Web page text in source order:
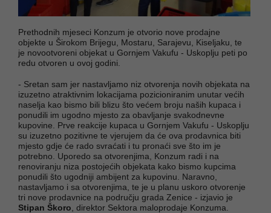
Prethodnih mjeseci Konzum je otvorio nove prodajne
objekte u Širokom Brijegu, Mostaru, Sarajevu, Kiseljaku, te
je novootvoreni objekat u Gornjem Vakufu - Uskoplju peti po
redu otvoren u ovoj godini.
- Sretan sam jer nastavljamo niz otvorenja novih objekata na
izuzetno atraktivnim lokacijama pozicioniranim unutar većih
naselja kao bismo bili blizu što većem broju naših kupaca i
ponudili im ugodno mjesto za obavljanje svakodnevne
kupovine. Prve reakcije kupaca u Gornjem Vakufu - Uskoplju
su izuzetno pozitivne te vjerujem da će ova prodavnica biti
mjesto gdje će rado svraćati i tu pronaći sve što im je
potrebno. Uporedo sa otvorenjima, Konzum radi i na
renoviranju niza postojećih objekata kako bismo kupcima
ponudili što ugodniji ambijent za kupovinu. Naravno,
nastavljamo i sa otvorenjima, te je u planu uskoro otvorenje
tri nove prodavnice na području grada Zenice - izjavio je
Stipan Škoro , direktor Sektora maloprodaje Konzuma.